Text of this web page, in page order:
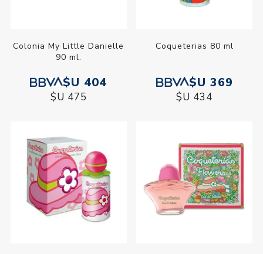
Colonia My Little Danielle
90 ml.
$U 404
$U 475
Coqueterias 80 ml
$U 369
$U 434